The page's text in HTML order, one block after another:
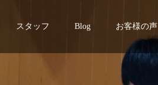
スタッフ Blog お客様の声